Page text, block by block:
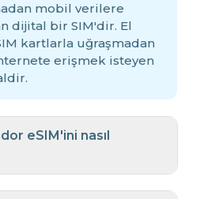
mobil verilere
dijital bir SIM'dir. El
kartlarla uğraşmadan
erişmek isteyen
eSIM'ini nasıl